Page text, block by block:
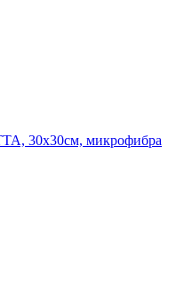
30х30см, микрофибра